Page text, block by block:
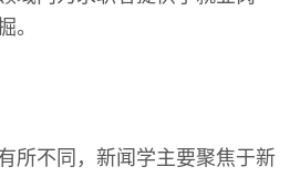
。
所不同，新闻学主要聚焦于新